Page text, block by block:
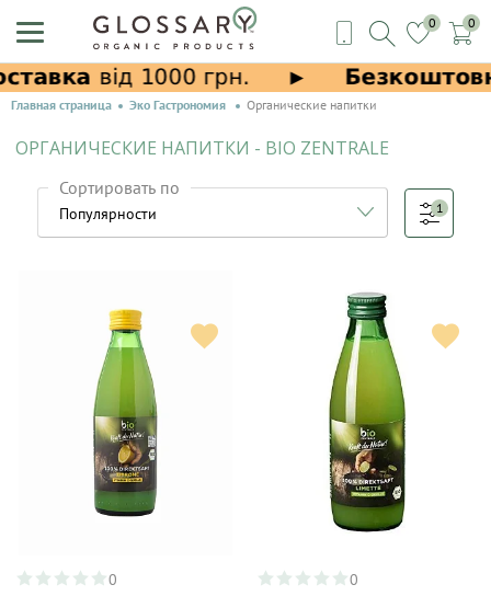
0 0
Главная страница Эко Гастрономия Органические напитки
ОРГАНИЧЕСКИЕ НАПИТКИ - BIO ZENTRALE
Сортировать по
1
0
0